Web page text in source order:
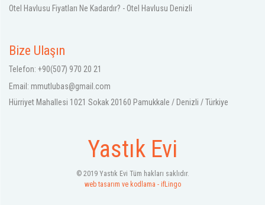
Otel Havlusu Fiyatları Ne Kadardır? - Otel Havlusu Denizli
Bize Ulaşın
Telefon: +90(507) 970 20 21
Email: mmutlubas@gmail.com
Hürriyet Mahallesi 1021 Sokak 20160 Pamukkale / Denizli / Türkiye
Yastık Evi
© 2019 Yastık Evi Tüm hakları saklıdır.
web tasarım ve kodlama - ifLingo